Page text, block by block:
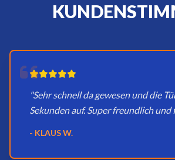
"Sehr schnell da gewesen und die
Sekunden auf. Super freundlich und
- KLAUS W.